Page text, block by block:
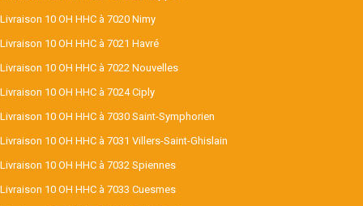
Livraison 10 OH HHC à 7020 Nimy
Livraison 10 OH HHC à 7021 Havré
Livraison 10 OH HHC à 7022 Nouvelles
Livraison 10 OH HHC à 7024 Ciply
Livraison 10 OH HHC à 7030 Saint-Symphorien
Livraison 10 OH HHC à 7031 Villers-Saint-Ghislain
Livraison 10 OH HHC à 7032 Spiennes
Livraison 10 OH HHC à 7033 Cuesmes